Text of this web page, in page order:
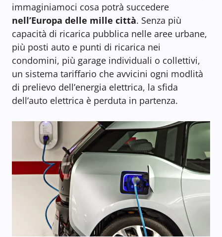
immaginiamoci cosa potrà succedere
nell’Europa delle mille città. Senza più
capacità di ricarica pubblica nelle aree urbane,
più posti auto e punti di ricarica nei
condomini, più garage individuali o collettivi,
un sistema tariffario che avvicini ogni modlità
di prelievo dell’energia elettrica, la sfida
dell’auto elettrica è perduta in partenza.